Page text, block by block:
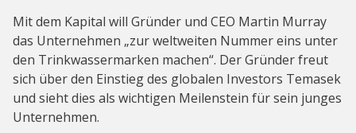
Mit dem Kapital will Gründer und CEO Martin Murray
das Unternehmen „zur weltweiten Nummer eins unter
den Trinkwassermarken machen“. Der Gründer freut
sich über den Einstieg des globalen Investors Temasek
und sieht dies als wichtigen Meilenstein für sein junges
Unternehmen.